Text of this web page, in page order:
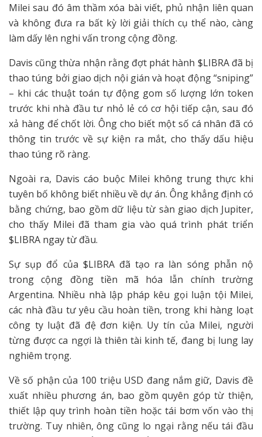
Milei sau đó âm thầm xóa bài viết, phủ nhận liên quan
và không đưa ra bất kỳ lời giải thích cụ thể nào, càng
làm dấy lên nghi vấn trong cộng đồng.
Davis cũng thừa nhận rằng đợt phát hành $LIBRA đã bị
thao túng bởi giao dịch nội gián và hoạt động “sniping”
– khi các thuật toán tự động gom số lượng lớn token
trước khi nhà đầu tư nhỏ lẻ có cơ hội tiếp cận, sau đó
xả hàng để chốt lời. Ông cho biết một số cá nhân đã có
thông tin trước về sự kiện ra mắt, cho thấy dấu hiệu
thao túng rõ ràng.
Ngoài ra, Davis cáo buộc Milei không trung thực khi
tuyên bố không biết nhiều về dự án. Ông khẳng định có
bằng chứng, bao gồm dữ liệu từ sàn giao dịch Jupiter,
cho thấy Milei đã tham gia vào quá trình phát triển
$LIBRA ngay từ đầu.
Sự sụp đổ của $LIBRA đã tạo ra làn sóng phẫn nộ
trong cộng đồng tiền mã hóa lẫn chính trường
Argentina. Nhiều nhà lập pháp kêu gọi luận tội Milei,
các nhà đầu tư yêu cầu hoàn tiền, trong khi hàng loạt
công ty luật đã đệ đơn kiện. Uy tín của Milei, người
từng được ca ngợi là thiên tài kinh tế, đang bị lung lay
nghiêm trọng.
Về số phận của 100 triệu USD đang nắm giữ, Davis đề
xuất nhiều phương án, bao gồm quyên góp từ thiện,
thiết lập quy trình hoàn tiền hoặc tái bơm vốn vào thị
trường. Tuy nhiên, ông cũng lo ngại rằng nếu tái đầu